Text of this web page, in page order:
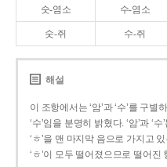
숫-염소 수-염소
숫-쥐 수-쥐
해설
이 조항에서는 ‘암’과 ‘수’를 구별
‘수’임을 분명히 밝혔다. ‘암’과 ‘
‘ㅎ’을 맨 마지막 음으로 가지고
‘ㅎ’이 모두 떨어졌으므로 떨어